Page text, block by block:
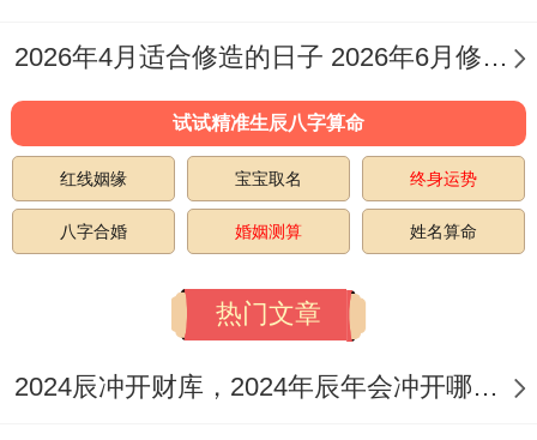
除、安葬、启钻、除服、成服、修坟、立
碑、移柩、入殓
今日所忌:结婚 嫁娶 动土 破土 祈福 出火 搬
迁新宅 乔迁新居 入宅
日期四:公元2026年12月29日星期二
农历日期:二零二六年冬月廿一号
九星:五黄-天符星（土）-凶神
2026年4月适合修造的日子 2026年6月修造吉日
试试精准生辰八字算命
红线姻缘 宝宝取名 终身运势
八字合婚 婚姻测算 姓名算命
热门文章
2024辰冲开财库，2024年辰年会冲开哪些人的财库